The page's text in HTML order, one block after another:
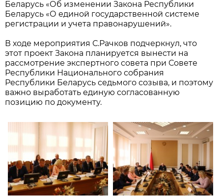
Беларусь «Об изменении Закона Республики
Беларусь «О единой государственной системе
регистрации и учета правонарушений».
В ходе мероприятия С.Рачков подчеркнул, что
этот проект Закона планируется вынести на
рассмотрение экспертного совета при Совете
Республики Национального собрания
Республики Беларусь седьмого созыва, и поэтому
важно выработать единую согласованную
позицию по документу.